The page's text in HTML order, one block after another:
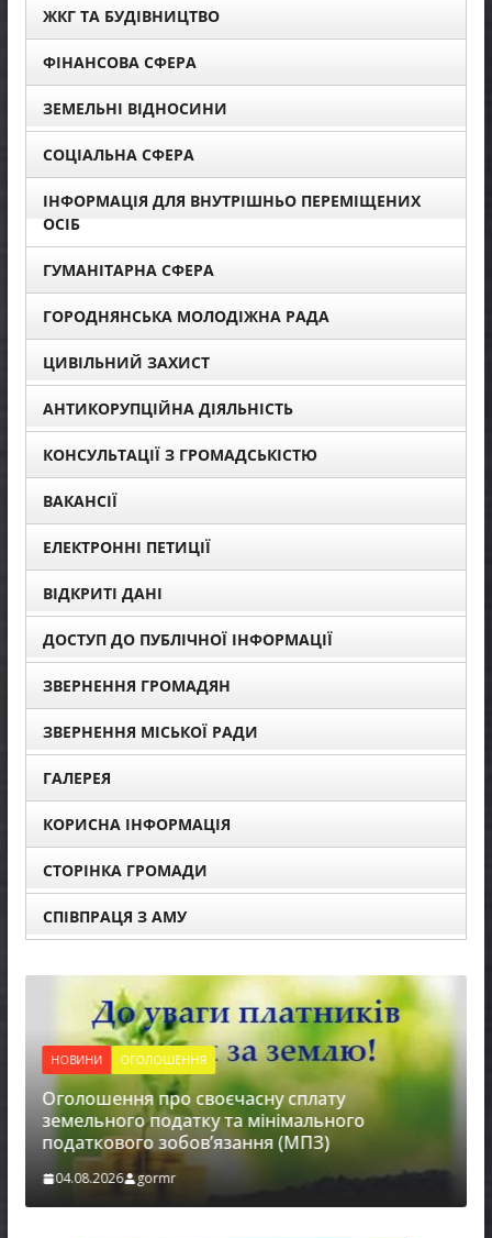
ЖКГ ТА БУДІВНИЦТВО
ФІНАНСОВА СФЕРА
ЗЕМЕЛЬНІ ВІДНОСИНИ
СОЦІАЛЬНА СФЕРА
ІНФОРМАЦІЯ ДЛЯ ВНУТРІШНЬО ПЕРЕМІЩЕНИХ
ОСІБ
ГУМАНІТАРНА СФЕРА
ГОРОДНЯНСЬКА МОЛОДІЖНА РАДА
ЦИВІЛЬНИЙ ЗАХИСТ
АНТИКОРУПЦІЙНА ДІЯЛЬНІСТЬ
КОНСУЛЬТАЦІЇ З ГРОМАДСЬКІСТЮ
ВАКАНСІЇ
ЕЛЕКТРОННІ ПЕТИЦІЇ
ВІДКРИТІ ДАНІ
ДОСТУП ДО ПУБЛІЧНОЇ ІНФОРМАЦІЇ
ЗВЕРНЕННЯ ГРОМАДЯН
ЗВЕРНЕННЯ МІСЬКОЇ РАДИ
ГАЛЕРЕЯ
КОРИСНА ІНФОРМАЦІЯ
СТОРІНКА ГРОМАДИ
СПІВПРАЦЯ З АМУ
НОВИНИ ОГОЛОШЕННЯ
Оголошення про своєчасну сплату
земельного податку та мінімального
податкового зобов’язання (МПЗ)
04.08.2026 gormr